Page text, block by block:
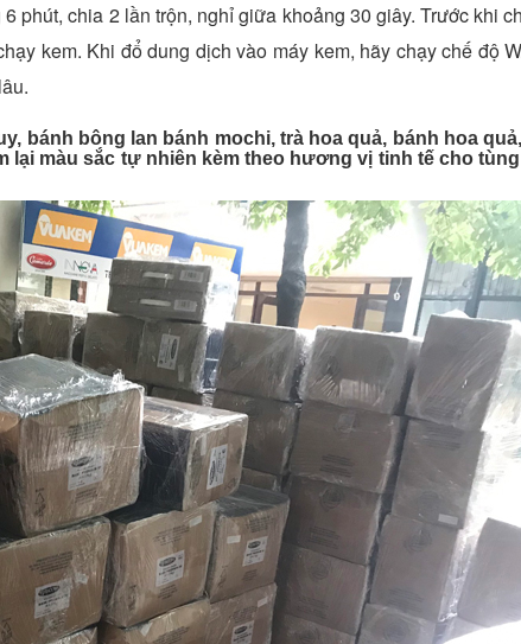
phút, chia 2 lần trộn, nghỉ giữa khoảng 30 giây. Trước khi
kem. Khi đổ dung dịch vào máy kem, hãy chạy chế độ
bánh bông lan bánh mochi, trà hoa quả, bánh hoa
màu sắc tự nhiên kèm theo hương vị tinh tế cho